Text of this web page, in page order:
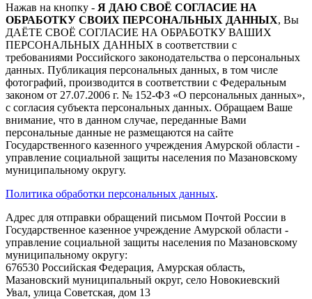
Нажав на кнопку - Я ДАЮ СВОЁ СОГЛАСИЕ НА
ОБРАБОТКУ СВОИХ ПЕРСОНАЛЬНЫХ ДАННЫХ, Вы
ДАЁТЕ СВОЁ СОГЛАСИЕ НА ОБРАБОТКУ ВАШИХ
ПЕРСОНАЛЬНЫХ ДАННЫХ в соответствии с
требованиями Российского законодательства о персональных
данных. Публикация персональных данных, в том числе
фотографий, производится в соответствии с Федеральным
законом от 27.07.2006 г. № 152-ФЗ «О персональных данных»,
с согласия субъекта персональных данных. Обращаем Ваше
внимание, что в данном случае, переданные Вами
персональные данные не размещаются на сайте
Государственного казенного учреждения Амурской области -
управление социальной защиты населения по Мазановскому
муниципальному округу.
Политика обработки персональных данных.
Адрес для отправки обращений письмом Почтой России в
Государственное казенное учреждение Амурской области -
управление социальной защиты населения по Мазановскому
муниципальному округу:
676530 Российская Федерация, Амурская область,
Мазановский муниципальный округ, село Новокиевский
Увал, улица Советская, дом 13